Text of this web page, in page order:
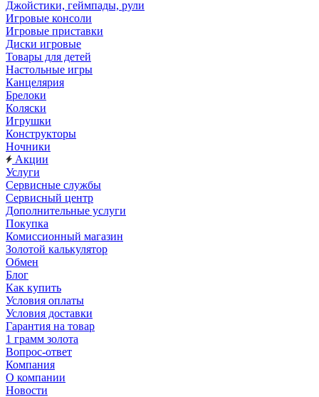
Джойстики, геймпады, рули
Игровые консоли
Игровые приставки
Диски игровые
Товары для детей
Настольные игры
Канцелярия
Брелоки
Коляски
Игрушки
Конструкторы
Ночники
Акции
Услуги
Сервисные службы
Сервисный центр
Дополнительные услуги
Покупка
Комиссионный магазин
Золотой калькулятор
Обмен
Блог
Как купить
Условия оплаты
Условия доставки
Гарантия на товар
1 грамм золота
Вопрос-ответ
Компания
О компании
Новости